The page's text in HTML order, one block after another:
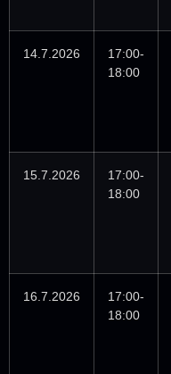
14.7.2026
17:00-
18:00
15.7.2026
17:00-
18:00
16.7.2026
17:00-
18:00